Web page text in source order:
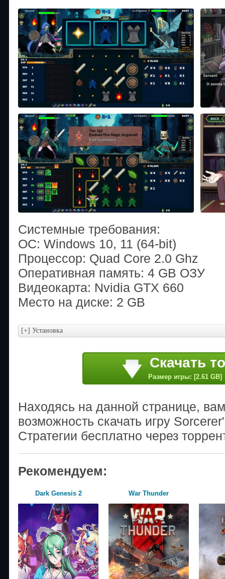
Системные требования:
ОС: Windows 10, 11 (64-bit)
Процессор: Quad Core 2.0 Ghz
Оперативная память: 4 GB ОЗУ
Видеокарта: Nvidia GTX 660
Место на диске: 2 GB
Скачать
Размер игры: [2.61 GB]
Находясь на данной странице,
возможность скачать игру
Стратегии бесплатно через
Рекомендуем:
Dark Genesis 2 War Thunder